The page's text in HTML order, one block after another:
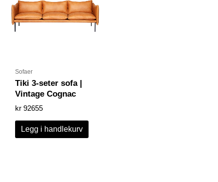
Sofaer
Tiki 3-seter sofa |
Vintage Cognac
kr 92655
Legg i handlekurv